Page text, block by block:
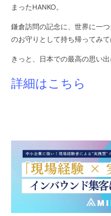
まったHANKO。
鎌倉訪問の記念に、世界に一
のお守りとして持ち帰ってみ
きっと、日本での最高の思い出
詳細はこちら